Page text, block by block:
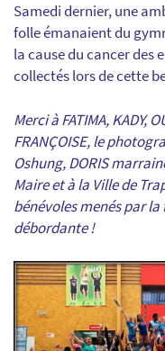
Samedi dernier, une
folle émanaient du
la cause du cancer des
collectés lors de cette
Merci à FATIMA, KADY,
FRANÇOISE, le
Oshung, DORIS
Maire et à la Ville de
bénévoles menés par la
débordante !